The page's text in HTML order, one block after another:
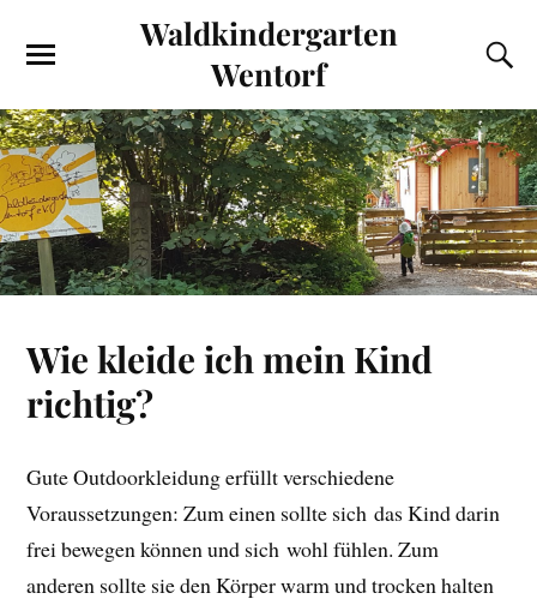
Waldkindergarten
Wentorf
Wie kleide ich mein Kind
richtig?
Gute Outdoorkleidung erfüllt verschiedene
Voraussetzungen: Zum einen sollte sich das Kind darin
frei bewegen können und sich wohl fühlen. Zum
anderen sollte sie den Körper warm und trocken halten